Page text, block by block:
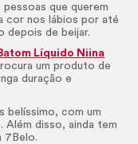
pessoas que querem
cor nos lábios por até
depois de beijar.
Líquido Niina
um produto de
duração e
belíssimo, com um
Além disso, ainda tem
7Belo.